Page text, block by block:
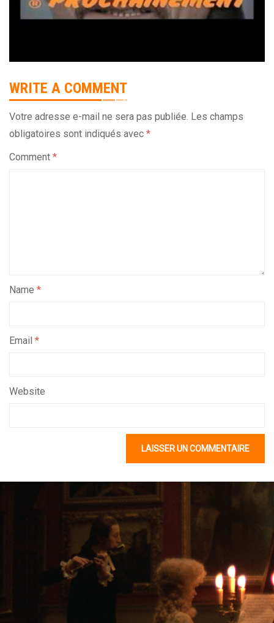
WRITE A COMMENT
Votre adresse e-mail ne sera pas publiée. Les champs
obligatoires sont indiqués avec *
Comment *
Name *
Email *
Website